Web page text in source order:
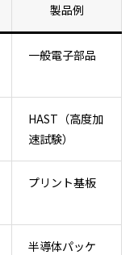
製品例
一般電子部品
HAST（高度加
速試験）
プリント基板
半導体パッケ